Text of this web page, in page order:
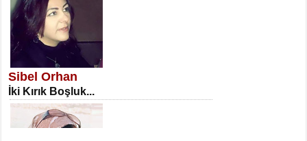
İSA KARATEPE
Ekranlar Arasında Kaybolan İnsan...
Sibel Orhan
İki Kırık Boşluk...